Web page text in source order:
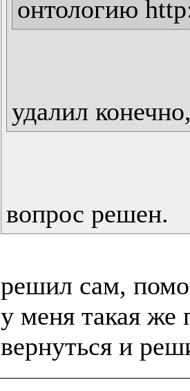
онтологию
удалил
вопрос решен.
решил сам,
у меня такая же